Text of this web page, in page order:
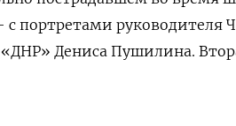
портретами руководителя
Дениса Пушилина.